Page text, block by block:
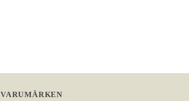
VARUMÄRKEN